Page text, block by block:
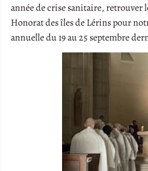
année de crise sanitaire, retrouver
Honorat des îles de Lérins pour
annuelle du 19 au 25 septembre